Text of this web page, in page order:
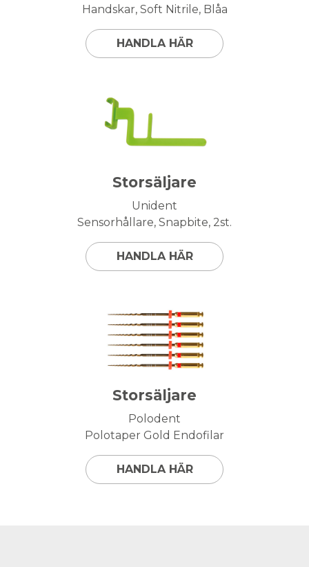
Handskar, Soft Nitrile, Blåa
HANDLA HÄR
Storsäljare
Unident
Sensorhållare, Snapbite, 2st.
HANDLA HÄR
Storsäljare
Polodent
Polotaper Gold Endofilar
HANDLA HÄR